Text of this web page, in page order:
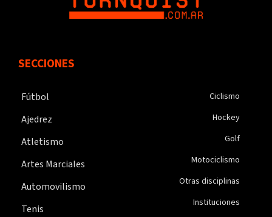
SECCIONES
Fútbol
Ajedrez
Atletismo
Artes Marciales
Automovilismo
Tenis
Ciclismo
Hockey
Golf
Motociclismo
Otras disciplinas
Instituciones